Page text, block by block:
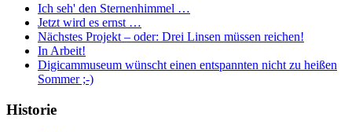
Ich seh' den Sternenhimmel …
Jetzt wird es ernst …
Nächstes Projekt – oder: Drei Linsen müssen reichen!
In Arbeit!
Digicammuseum wünscht einen entspannten nicht zu heißen
Sommer ;-)
Historie